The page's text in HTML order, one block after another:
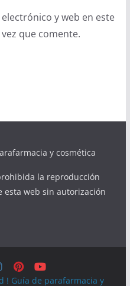
y web en este
que comente.
y cosmética
la reproducción
web sin autorización
! Guía de parafarmacia y